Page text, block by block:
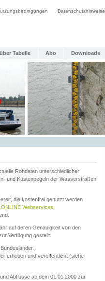
Datenschutzhinweise
Tabelle Abo Downloads
Rohdaten unterschiedlicher
und Küstenpegeln der Wasserstraßen
die kostenfrei genutzt werden
Webservices
auf deren Genauigkeit von den
Verfügung gestellt.
erhoben und veröffentlicht (siehe
Abflüsse ab dem 01.01.2000 zur